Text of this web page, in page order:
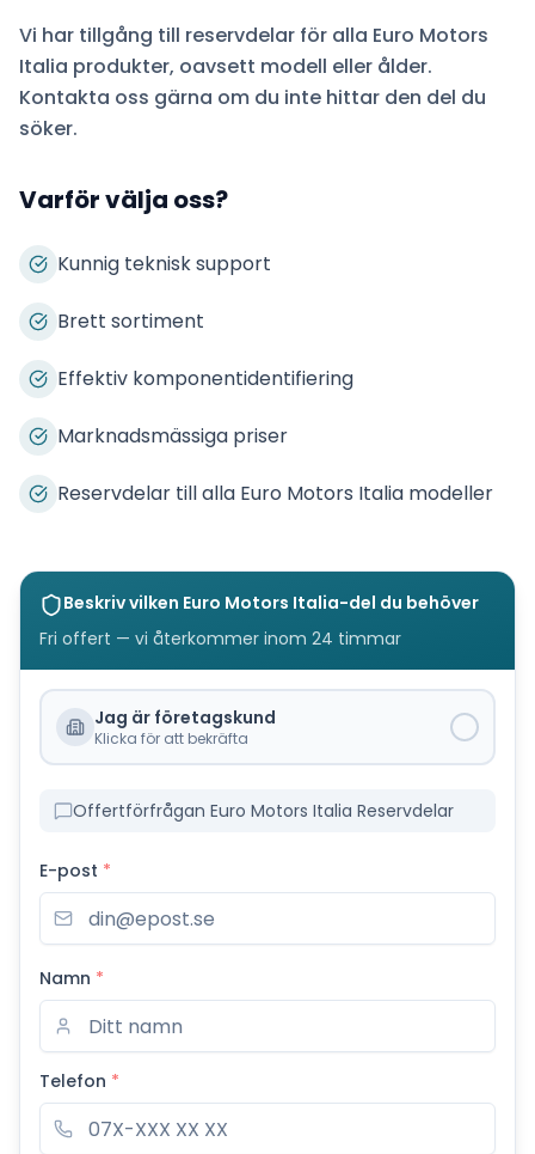
Vi har tillgång till reservdelar för alla Euro Motors
Italia produkter, oavsett modell eller ålder.
Kontakta oss gärna om du inte hittar den del du
söker.
Varför välja oss?
Kunnig teknisk support
Brett sortiment
Effektiv komponentidentifiering
Marknadsmässiga priser
Reservdelar till alla Euro Motors Italia modeller
Beskriv vilken Euro Motors Italia-del du behöver
Fri offert — vi återkommer inom 24 timmar
Jag är företagskund
Klicka för att bekräfta
Offertförfrågan Euro Motors Italia Reservdelar
E-post *
Namn *
Telefon *